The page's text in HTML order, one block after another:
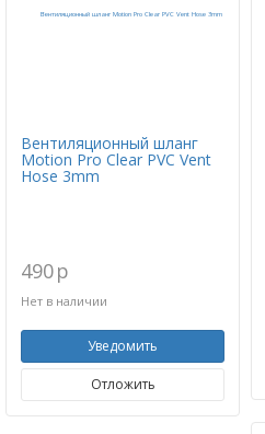
Вентиляционный шланг
Motion Pro Clear PVC Vent
Hose 3mm
490p
Нет в наличии
Уведомить
Отложить